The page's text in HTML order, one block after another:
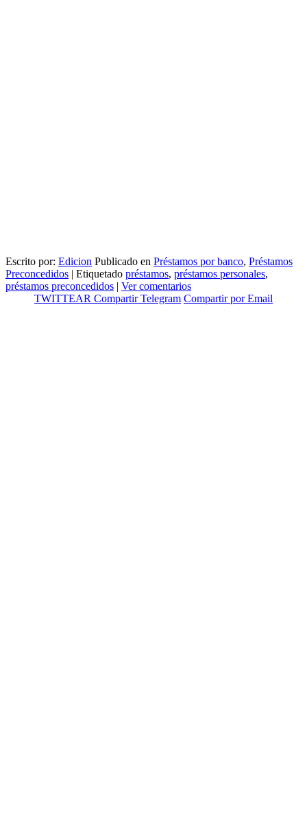
Escrito por: Edicion Publicado en Préstamos por banco, Préstamos
Preconcedidos | Etiquetado préstamos, préstamos personales,
préstamos preconcedidos | Ver comentarios
TWITTEAR CompartirTelegram Compartir por Email